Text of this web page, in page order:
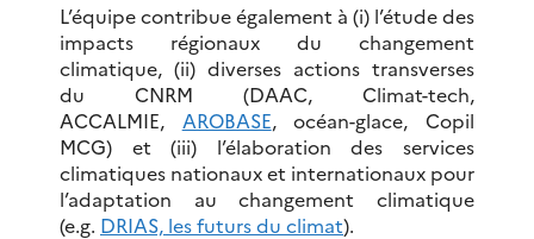
L’équipe contribue également à (i) l’étude des
impacts régionaux du changement
climatique, (ii) diverses actions transverses
du CNRM (DAAC, Climat-tech,
ACCALMIE, AROBASE, océan-glace, Copil
MCG) et (iii) l’élaboration des services
climatiques nationaux et internationaux pour
l’adaptation au changement climatique
(e.g. DRIAS, les futurs du climat).